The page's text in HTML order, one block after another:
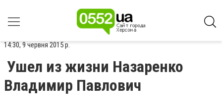
14:30, 9 червня 2015 р.
Ушел из жизни Назаренко
Владимир Павлович